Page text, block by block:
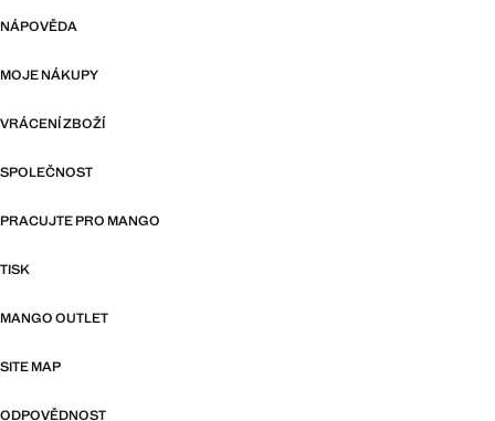
NÁPOVĚDA
MOJE NÁKUPY
VRÁCENÍ ZBOŽÍ
SPOLEČNOST
PRACUJTE PRO MANGO
TISK
MANGO OUTLET
SITE MAP
ODPOVĚDNOST